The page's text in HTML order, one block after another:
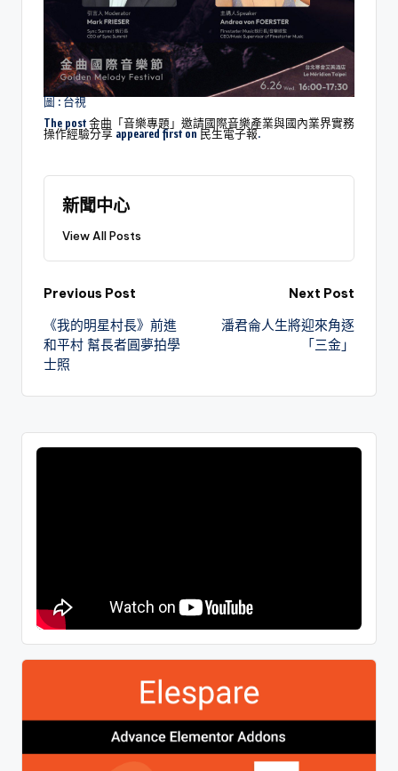
圖 : 台視
The post金曲「音樂專題」邀請國際音樂產業與國內業界實務
操作經驗分享 appeared first on 民生電子報.
新聞中心
View All Posts
Previous Post
《我的明星村長》前進
和平村 幫長者圓夢拍學
士照
Next Post
潘君侖人生將迎來角逐
「三金」